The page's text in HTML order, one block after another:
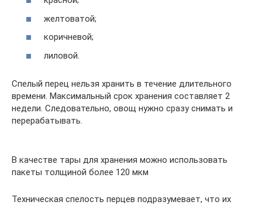
желтоватой;
коричневой;
лиловой.
Спелый перец нельзя хранить в течение длительного
времени. Максимальный срок хранения составляет 2
недели. Следовательно, овощ нужно сразу снимать и
перерабатывать.
В качестве тары для хранения можно использовать
пакеты толщиной более 120 мкм
Техническая спелость перцев подразумевает, что их